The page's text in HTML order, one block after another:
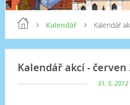
Kalendář Kalendář
Kalendář akcí - červen
31. 5. 2012